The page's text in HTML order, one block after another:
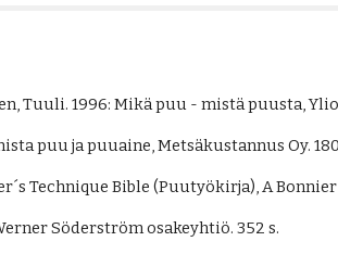
Tuuli. 1996: Mikä puu - mistä puusta,
puu ja puuaine, Metsäkustannus Oy.
Technique Bible (Puutyökirja), A Bonnier
Söderström osakeyhtiö. 352 s.